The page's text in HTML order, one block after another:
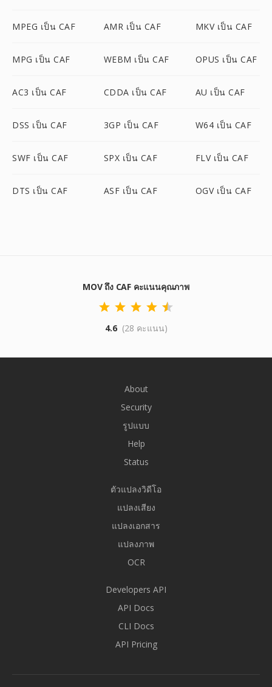
MPEG เป็น CAF AMR เป็น CAF MKV เป็น CAF
MPG เป็น CAF WEBM เป็น CAF OPUS เป็น CAF
AC3 เป็น CAF CDDA เป็น CAF AU เป็น CAF
DSS เป็น CAF 3GP เป็น CAF W64 เป็น CAF
SWF เป็น CAF SPX เป็น CAF FLV เป็น CAF
DTS เป็น CAF ASF เป็น CAF OGV เป็น CAF
MOV ถึง CAF คะแนนคุณภาพ
4.6 (28 คะแนน)
About
Security
รูปแบบ
Help
Status
ตัวแปลงวิดีโอ
แปลงเสียง
แปลงเอกสาร
แปลงภาพ
OCR
Developers API
API Docs
CLI Docs
API Pricing